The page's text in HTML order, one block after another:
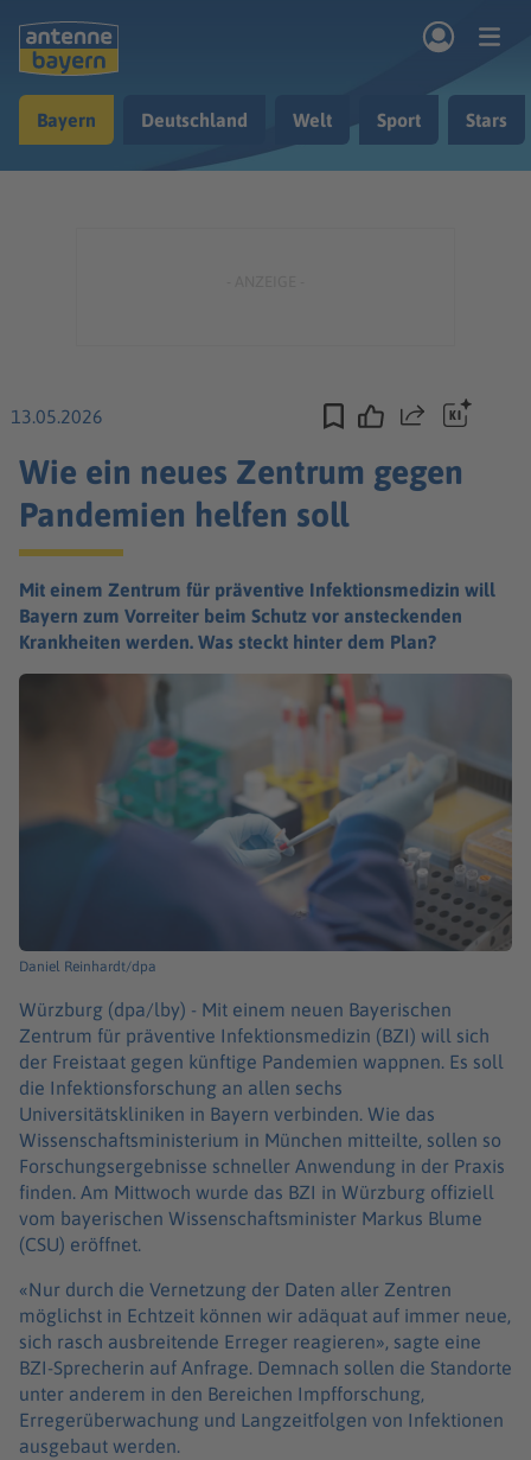
Musik & Radio
Bayern Deutschland Welt Sport Stars
13.05.2026 Teilen
Wie ein neues Zentrum gegen
Pandemien helfen soll
Mit einem Zentrum für präventive Infektionsmedizin will
Bayern zum Vorreiter beim Schutz vor ansteckenden
Krankheiten werden. Was steckt hinter dem Plan?
Daniel Reinhardt/dpa
Würzburg (dpa/lby) - Mit einem neuen Bayerischen
Zentrum für präventive Infektionsmedizin (BZI) will sich
der Freistaat gegen künftige Pandemien wappnen. Es soll
die Infektionsforschung an allen sechs
Universitätskliniken in Bayern verbinden. Wie das
Wissenschaftsministerium in München mitteilte, sollen so
Forschungsergebnisse schneller Anwendung in der Praxis
finden. Am Mittwoch wurde das BZI in Würzburg offiziell
vom bayerischen Wissenschaftsminister Markus Blume
(CSU) eröffnet.
«Nur durch die Vernetzung der Daten aller Zentren
möglichst in Echtzeit können wir adäquat auf immer neue,
sich rasch ausbreitende Erreger reagieren», sagte eine
BZI-Sprecherin auf Anfrage. Demnach sollen die Standorte
unter anderem in den Bereichen Impfforschung,
Erregerüberwachung und Langzeitfolgen von Infektionen
ausgebaut werden.